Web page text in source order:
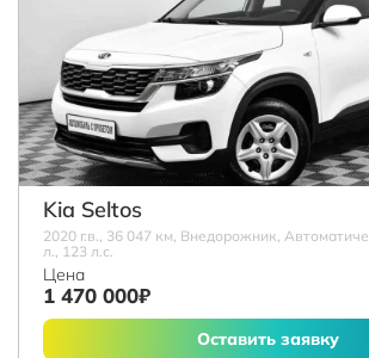
Kia Seltos
2020 г.в., 36 047 км, Внедорожник,
л., 123 л.с.
Цена
1 470 000₽
Оставить заявку